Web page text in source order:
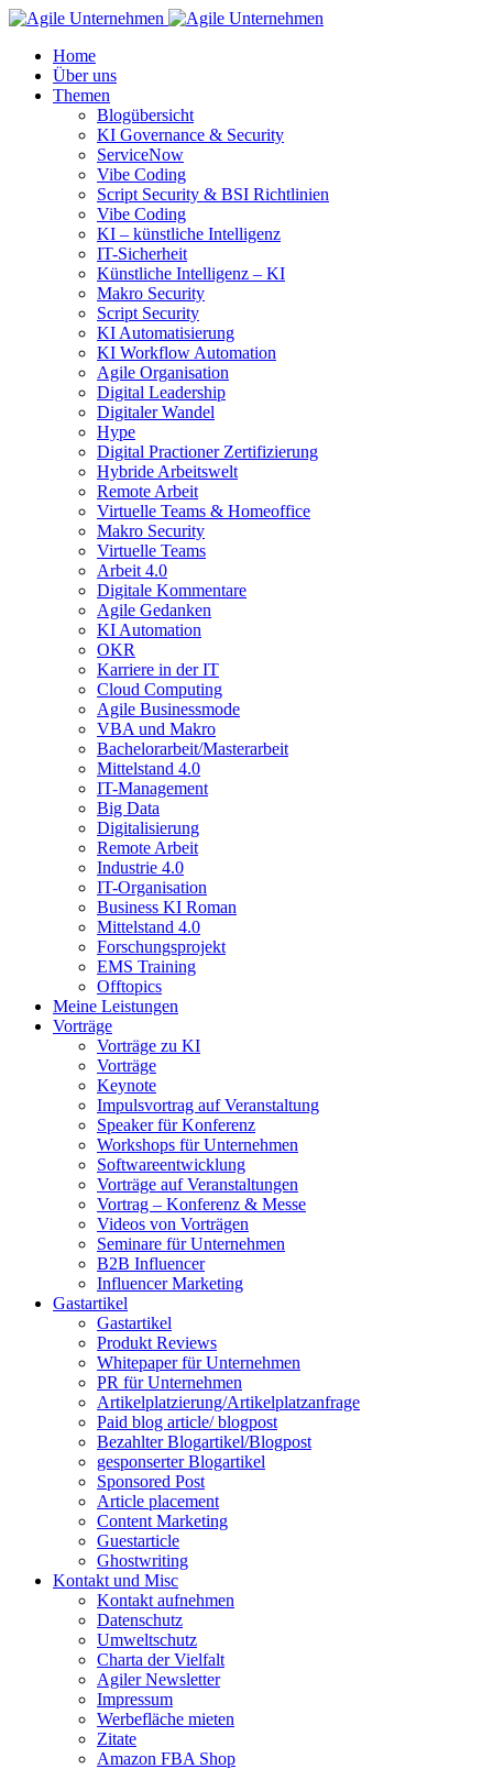
Home
Über uns
Themen
Blogübersicht
KI Governance & Security
ServiceNow
Vibe Coding
Script Security & BSI Richtlinien
Vibe Coding
KI – künstliche Intelligenz
IT-Sicherheit
Künstliche Intelligenz – KI
Makro Security
Script Security
KI Automatisierung
KI Workflow Automation
Agile Organisation
Digital Leadership
Digitaler Wandel
Hype
Digital Practioner Zertifizierung
Hybride Arbeitswelt
Remote Arbeit
Virtuelle Teams & Homeoffice
Makro Security
Virtuelle Teams
Arbeit 4.0
Digitale Kommentare
Agile Gedanken
KI Automation
OKR
Karriere in der IT
Cloud Computing
Agile Businessmode
VBA und Makro
Bachelorarbeit/Masterarbeit
Mittelstand 4.0
IT-Management
Big Data
Digitalisierung
Remote Arbeit
Industrie 4.0
IT-Organisation
Business KI Roman
Mittelstand 4.0
Forschungsprojekt
EMS Training
Offtopics
Meine Leistungen
Vorträge
Vorträge zu KI
Vorträge
Keynote
Impulsvortrag auf Veranstaltung
Speaker für Konferenz
Workshops für Unternehmen
Softwareentwicklung
Vorträge auf Veranstaltungen
Vortrag – Konferenz & Messe
Videos von Vorträgen
Seminare für Unternehmen
B2B Influencer
Influencer Marketing
Gastartikel
Gastartikel
Produkt Reviews
Whitepaper für Unternehmen
PR für Unternehmen
Artikelplatzierung/Artikelplatzanfrage
Paid blog article/ blogpost
Bezahlter Blogartikel/Blogpost
gesponserter Blogartikel
Sponsored Post
Article placement
Content Marketing
Guestarticle
Ghostwriting
Kontakt und Misc
Kontakt aufnehmen
Datenschutz
Umweltschutz
Charta der Vielfalt
Agiler Newsletter
Impressum
Werbefläche mieten
Zitate
Amazon FBA Shop